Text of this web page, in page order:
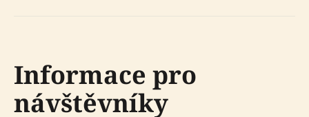
Informace pro
návštěvníky